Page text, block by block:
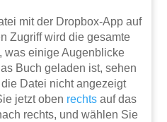
mit der Dropbox-App auf
Zugriff wird die gesamte
was einige Augenblicke
Buch geladen ist, sehen
Datei nicht angezeigt
jetzt oben rechts auf das
rechts, und wählen Sie